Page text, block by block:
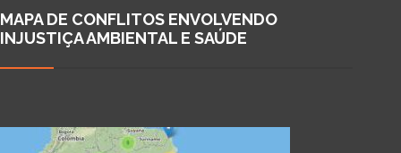
MAPA DE CONFLITOS ENVOLVENDO
INJUSTIÇA AMBIENTAL E SAÚDE